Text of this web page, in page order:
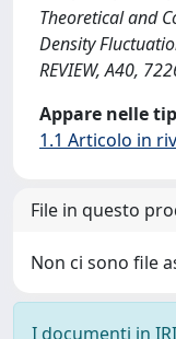
Theoretical and
Density
REVIEW, A40,
Appare nelle
1.1 Articolo in
File in questo
Non ci sono file
I documenti in